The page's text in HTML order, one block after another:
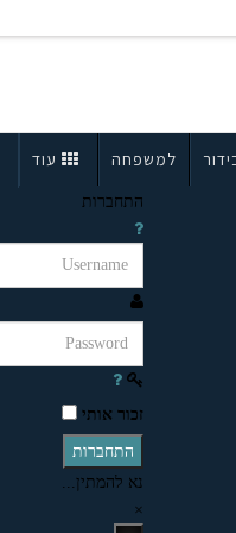
למשפחה עוד
התחברות
זכור אותי
התחברות
נא להמתין...
×